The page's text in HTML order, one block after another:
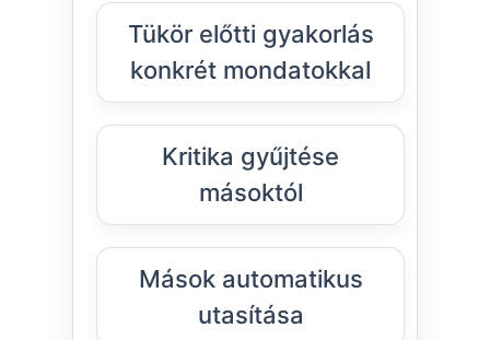
Tükör előtti gyakorlás
konkrét mondatokkal
Kritika gyűjtése
másoktól
Mások automatikus
utasítása